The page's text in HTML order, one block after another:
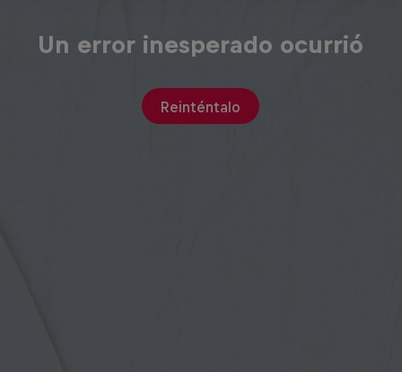
Un error inesperado ocurrió
Reinténtalo